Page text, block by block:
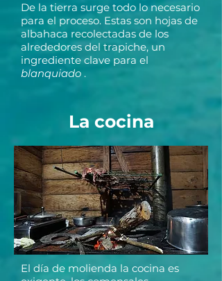
De la tierra surge todo lo necesario
para el proceso. Estas son hojas de
albahaca recolectadas de los
alrededores del trapiche, un
ingrediente clave para el
blanquiado .
La cocina
El día de molienda la cocina es